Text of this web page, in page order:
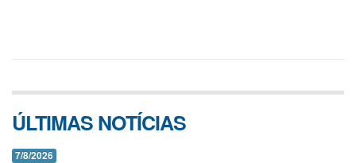
ÚLTIMAS NOTÍCIAS
7/8/2026